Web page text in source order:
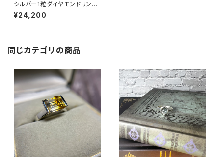
シルバー1粒ダイヤモンドリン
グ RG22-162
¥24,200
同じカテゴリの商品